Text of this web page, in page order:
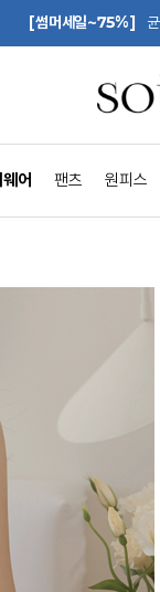
[썸머세일~75%]
어 팬츠 원피스